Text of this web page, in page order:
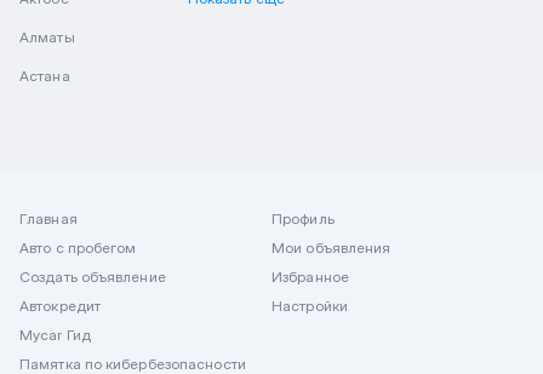
Алматы
Астана
Главная
Авто с пробегом
Создать объявление
Автокредит
Mycar Гид
Памятка по кибербезопасности
Профиль
Мои объявления
Избранное
Настройки